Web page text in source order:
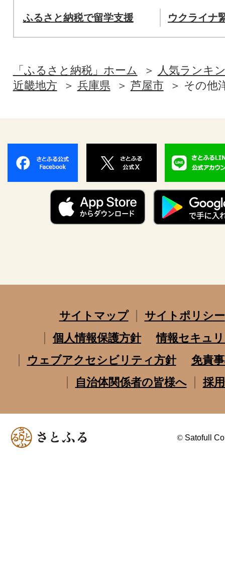
ふるさと納税で留学支援 ウクライナ
「ふるさと納税」ホーム
人気ランキ
近畿地方
兵庫県 芦屋市 その他
サイトマップ
サイトポリシー
個人情報保護方針
情報セキュ
ウェブアクセシビリティ方針
免責
自治体関係者の皆様へ
採
© Satofull